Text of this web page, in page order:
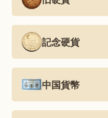
記念硬貨
中国貨幣